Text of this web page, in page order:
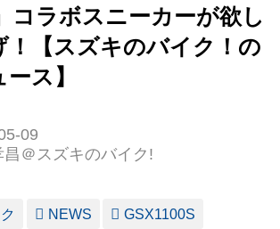
コラボスニーカーが欲し
！【スズキのバイク！の
ス】
09
昌＠スズキのバイク!
NEWS GSX1100S